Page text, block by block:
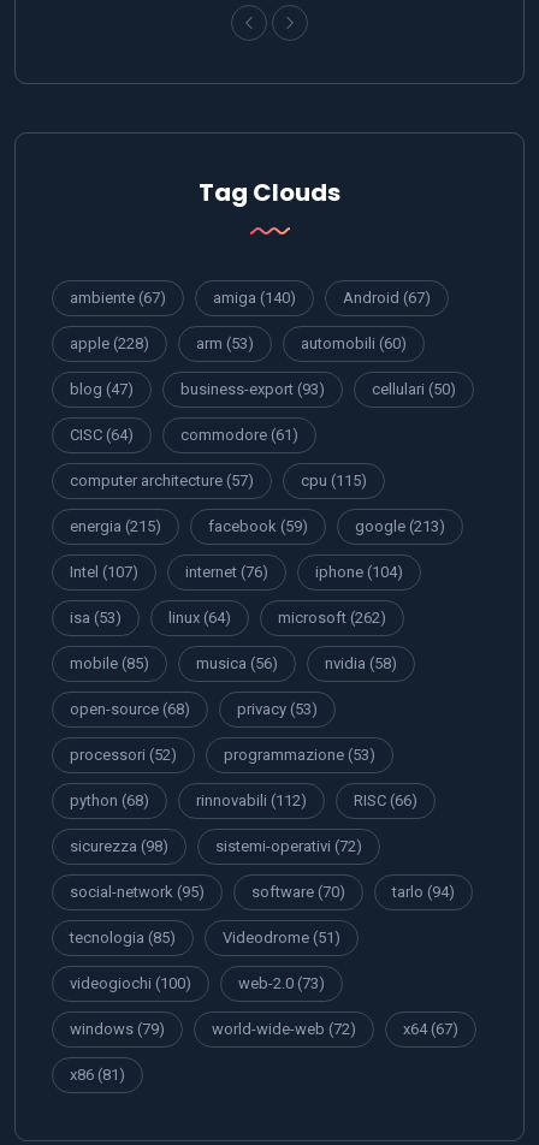
Tag Clouds
ambiente (67) amiga (140) Android (67)
apple (228) arm (53) automobili (60)
blog (47) business-export (93) cellulari (50)
CISC (64) commodore (61)
computer architecture (57) cpu (115)
energia (215) facebook (59) google (213)
Intel (107) internet (76) iphone (104)
isa (53) linux (64) microsoft (262)
mobile (85) musica (56) nvidia (58)
open-source (68) privacy (53)
processori (52) programmazione (53)
python (68) rinnovabili (112) RISC (66)
sicurezza (98) sistemi-operativi (72)
social-network (95) software (70) tarlo (94)
tecnologia (85) Videodrome (51)
videogiochi (100) web-2.0 (73)
windows (79) world-wide-web (72) x64(67)
x86 (81)